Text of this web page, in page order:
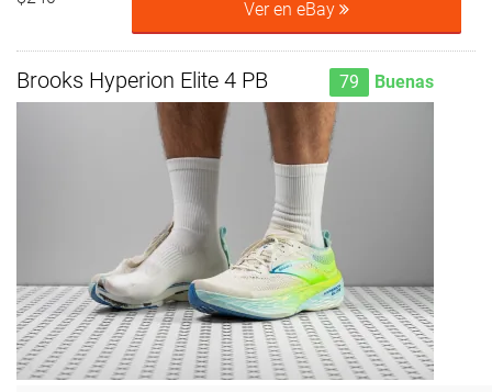
Ver en eBay
Brooks Hyperion Elite 4 PB 79 Buenas